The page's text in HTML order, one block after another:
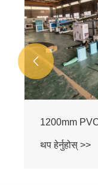
1200mm
थप हेर्नुहोस् >>
